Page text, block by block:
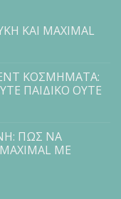
ΚΑΙ MAXIMAL
ΚΟΣΜΗΜΑΤΑ:
ΠΑΙΔΙΚΟ ΟΥΤΕ
ΠΩΣ ΝΑ
ΜΕ